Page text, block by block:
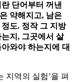
단어부터 꺼낸
약해지고, 남은
도. 정작 그 지방
지, 그곳에서 살
와야 하는지에 대
지역의 실험’을 펴